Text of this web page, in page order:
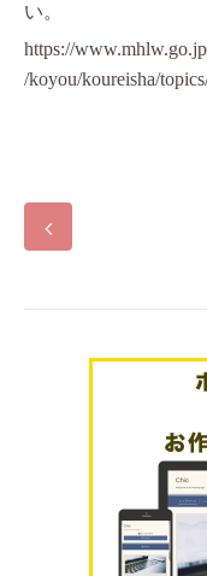
い。
https://
/koyou/koureisha/